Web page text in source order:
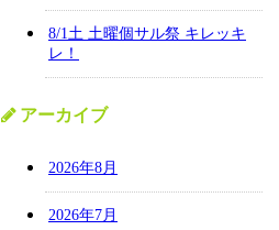
8/1土 土曜個サル祭 キレッキ
レ！
アーカイブ
2026年8月
2026年7月